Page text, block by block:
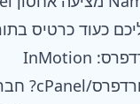
כעוד כרטיס